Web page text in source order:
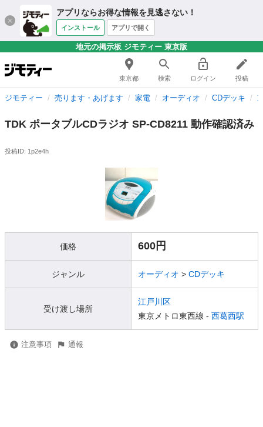
アプリならお得な情報を見逃さない！
インストール アプリで開く
地元の掲示板 ジモティー 東京版
東京都 検索 ログイン 投稿
ジモティー 売ります・あげます 家電 オーディオ CDデッキ
TDK ポータブルCDラジオ SP-CD8211 動作確認済み
投稿ID: 1p2e4h
価格 600円
ジャンル オーディオ > CDデッキ
受け渡し場所
江戸川区
東京メトロ東西線 - 西葛西駅
注意事項 通報